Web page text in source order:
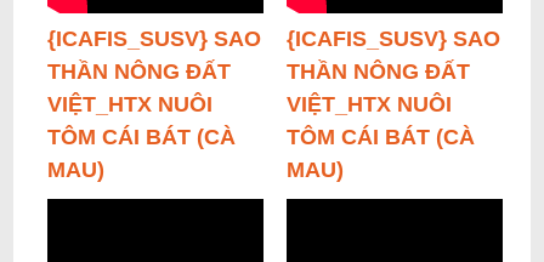
{ICAFIS_SUSV} SAO
THẦN NÔNG ĐẤT
VIỆT_HTX NUÔI
TÔM CÁI BÁT (CÀ
MAU)
{ICAFIS_SUSV} SAO
THẦN NÔNG ĐẤT
VIỆT_HTX NUÔI
TÔM CÁI BÁT (CÀ
MAU)